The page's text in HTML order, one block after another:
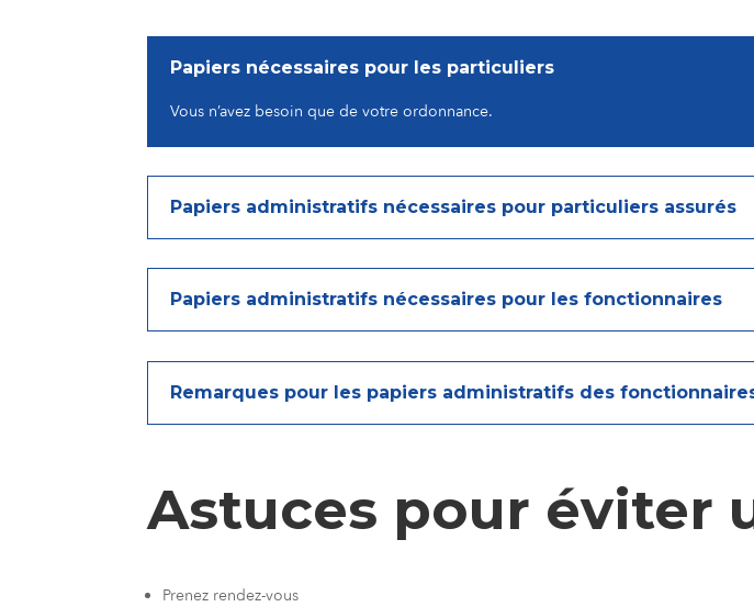
Papiers nécessaires pour les particuliers
Vous n’avez besoin que de votre ordonnance.
Papiers administratifs nécessaires pour particuliers assurés
Papiers administratifs nécessaires pour les fonctionnaires
Remarques pour les papiers administratifs des
Astuces pour éviter
Prenez rendez-vous